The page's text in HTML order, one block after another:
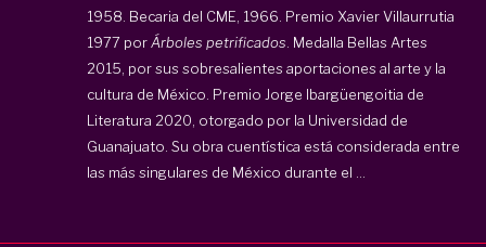
1958. Becaria del CME, 1966. Premio Xavier Villaurrutia
1977 porÁrboles petrificados . Medalla Bellas Artes
2015, por sus sobresalientes aportaciones al arte y la
cultura de México. Premio Jorge Ibargüengoitia de
Literatura 2020, otorgado por la Universidad de
Guanajuato. Su obra cuentística está considerada entre
las más singulares de México durante el ...